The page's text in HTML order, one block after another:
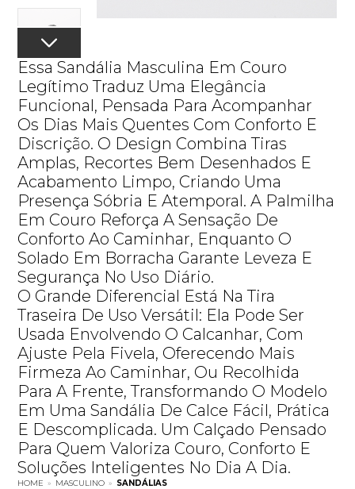
Essa Sandália Masculina Em Couro
Legítimo Traduz Uma Elegância
Funcional, Pensada Para Acompanhar
Os Dias Mais Quentes Com Conforto E
Discrição. O Design Combina Tiras
Amplas, Recortes Bem Desenhados E
Acabamento Limpo, Criando Uma
Presença Sóbria E Atemporal. A Palmilha
Em Couro Reforça A Sensação De
Conforto Ao Caminhar, Enquanto O
Solado Em Borracha Garante Leveza E
Segurança No Uso Diário.
O Grande Diferencial Está Na Tira
Traseira De Uso Versátil: Ela Pode Ser
Usada Envolvendo O Calcanhar, Com
Ajuste Pela Fivela, Oferecendo Mais
Firmeza Ao Caminhar, Ou Recolhida
Para A Frente, Transformando O Modelo
Em Uma Sandália De Calce Fácil, Prática
E Descomplicada. Um Calçado Pensado
Para Quem Valoriza Couro, Conforto E
Soluções Inteligentes No Dia A Dia.
HOME » MASCULINO » SANDÁLIAS